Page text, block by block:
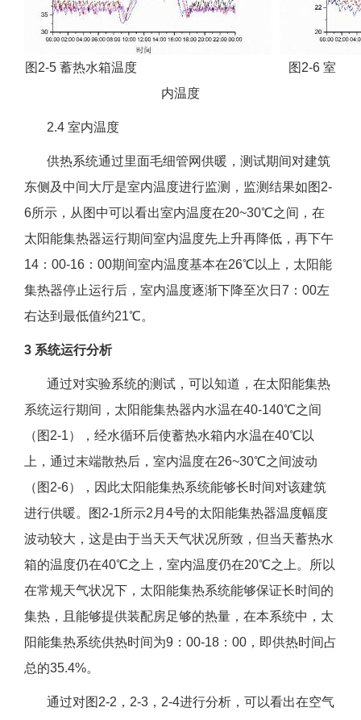
图2-5 蓄热水箱温度 图2-6 室
内温度
2.4 室内温度
供热系统通过里面毛细管网供暖，测试期间对建筑
东侧及中间大厅是室内温度进行监测，监测结果如图2-
6所示，从图中可以看出室内温度在20~30℃之间，在
太阳能集热器运行期间室内温度先上升再降低，再下午
14：00-16：00期间室内温度基本在26℃以上，太阳能
集热器停止运行后，室内温度逐渐下降至次日7：00左
右达到最低值约21℃。
3 系统运行分析
通过对实验系统的测试，可以知道，在太阳能集热
系统运行期间，太阳能集热器内水温在40-140℃之间
（图2-1），经水循环后使蓄热水箱内水温在40℃以
上，通过末端散热后，室内温度在26~30℃之间波动
（图2-6），因此太阳能集热系统能够长时间对该建筑
进行供暖。图2-1所示2月4号的太阳能集热器温度幅度
波动较大，这是由于当天天气状况所致，但当天蓄热水
箱的温度仍在40℃之上，室内温度仍在20℃之上。所以
在常规天气状况下，太阳能集热系统能够保证长时间的
集热，且能够提供装配房足够的热量，在本系统中，太
阳能集热系统供热时间为9：00-18：00，即供热时间占
总的35.4%。
通过对图2-2，2-3，2-4进行分析，可以看出在空气